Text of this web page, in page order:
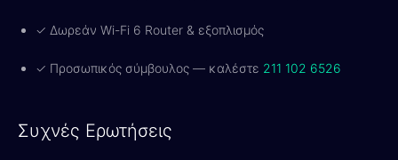
✓ Δωρεάν Wi-Fi 6 Router & εξοπλισμός
✓ Προσωπικός σύμβουλος — καλέστε 211 102 6526
Συχνές Ερωτήσεις